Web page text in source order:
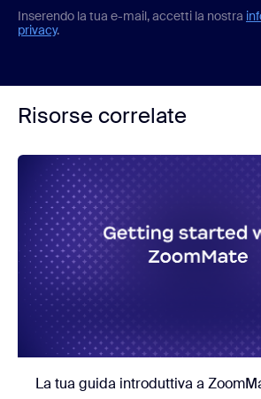
Inserendo la tua e-mail, accetti la nostra
privacy.
Risorse correlate
La tua guida introduttiva a